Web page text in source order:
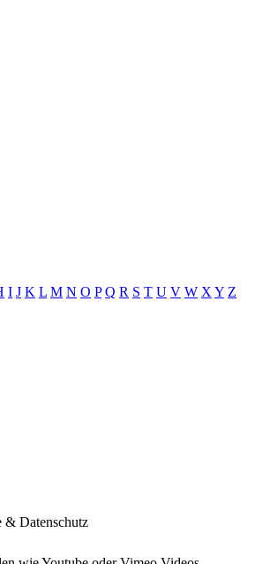
I J K L M N O P Q R S T U V W X Y Z
& Datenschutz